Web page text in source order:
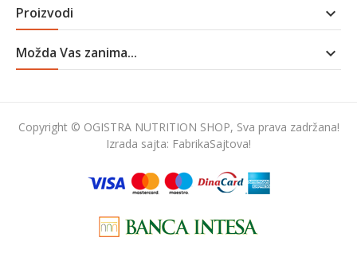
Proizvodi 
Možda Vas zanima... 
Copyright © OGISTRA NUTRITION SHOP, Sva prava zadržana!
Izrada sajta: FabrikaSajtova!